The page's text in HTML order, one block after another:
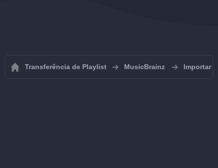
Transferência de Playlist MusicBrainz Importar